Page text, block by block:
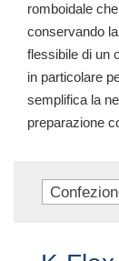
romboidale
conservando
flessibile di un
in particolare
semplifica la
preparazione